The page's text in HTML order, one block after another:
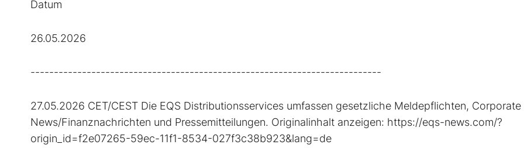
Datum
26.05.2026
---------------------------------------------------------------------------
27.05.2026 CET/CEST Die EQS Distributionsservices umfassen gesetzliche Meldepflichten, Corporate
News/Finanznachrichten und Pressemitteilungen. Originalinhalt anzeigen: https://eqs-news.com/?
origin_id=f2e07265-59ec-11f1-8534-027f3c38b923&lang=de